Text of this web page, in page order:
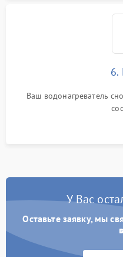
6.
Ваш водонагреватель
У Вас
Оставьте заявку, мы